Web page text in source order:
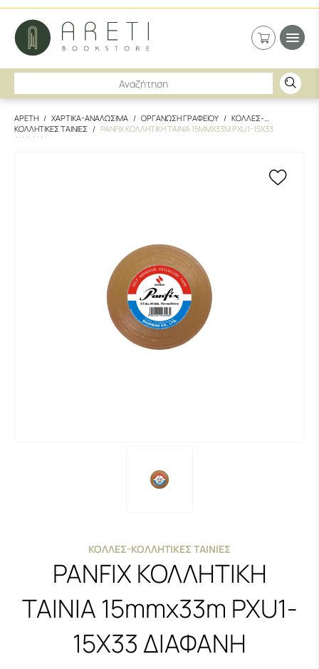
ΑΡΕΤΗ ΧΑΡΤΙΚΑ-ΑΝΑΛΩΣΙΜΑ ΟΡΓΑΝΩΣΗ ΓΡΑΦΕΙΟΥ
ΚΟΛΛΕΣ-
ΚΟΛΛΗΤΙΚΕΣ ΤΑΙΝΙΕΣ
PANFIX ΚΟΛΛΗΤΙΚΗ ΤΑΙΝΙΑ 15MMX33M PXU1-15X33
ΔΙΑΦΑΝΗ
ΚΌΛΛΕΣ-ΚΟΛΛΗΤΙΚΈΣ ΤΑΙΝΊΕΣ
PANFIX ΚΟΛΛΗΤΙΚΗ
ΤΑΙΝΙΑ 15mmx33m PXU1-
15X33 ΔΙΑΦΑΝΗ